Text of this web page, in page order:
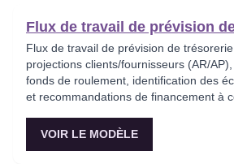
Flux de travail de prévision
Flux de travail de prévision de
projections clients/fournisseurs (AR/
fonds de roulement, identification des
et recommandations de financement à
VOIR LE MODÈLE